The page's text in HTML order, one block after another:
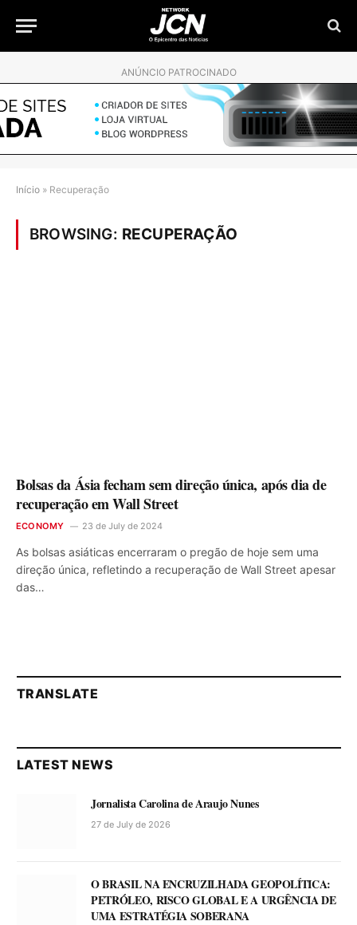
ANÚNCIO PATROCINADO
Início » Recuperação
BROWSING: RECUPERAÇÃO
Bolsas da Ásia fecham sem direção única, após dia de
recuperação em Wall Street
ECONOMY 23 de July de 2024
As bolsas asiáticas encerraram o pregão de hoje sem uma
direção única, refletindo a recuperação de Wall Street apesar
das…
TRANSLATE
LATEST NEWS
Jornalista Carolina de Araujo Nunes
27 de July de 2026
O BRASIL NA ENCRUZILHADA GEOPOLÍTICA:
PETRÓLEO, RISCO GLOBAL E A URGÊNCIA DE
UMA ESTRATÉGIA SOBERANA